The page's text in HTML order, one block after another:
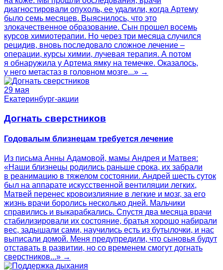
диагностировали опухоль, ее удалили, когда Артему
было семь месяцев. Выяснилось, что это
злокачественное образование. Сын прошел восемь
курсов химиотерапии. Но через три месяца случился
рецидив, вновь последовало сложное лечение –
операции, курсы химии, лучевая терапия. А потом
я обнаружила у Артема ямку на темечке. Оказалось,
у него метастаз в головном мозге...» →
29 мая
Екатеринбург-акции
Догнать сверстников
Годовалым близнецам требуется лечение
Из письма Анны Адамовой, мамы Андрея и Матвея:
«Наши близнецы родились раньше срока, их забрали
в реанимацию в тяжелом состоянии. Андрей шесть суток
был на аппарате искусственной вентиляции легких,
Матвей перенес кровоизлияние в легкие и мозг, за его
жизнь врачи боролись несколько дней. Мальчики
справились и выкарабкались. Спустя два месяца врачи
стабилизировали их состояние, братья хорошо набирали
вес, задышали сами, научились есть из бутылочки, и нас
выписали домой. Меня предупредили, что сыновья будут
отставать в развитии, но со временем смогут догнать
сверстников...» →